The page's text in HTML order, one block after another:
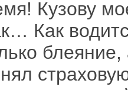
Кузову
Как